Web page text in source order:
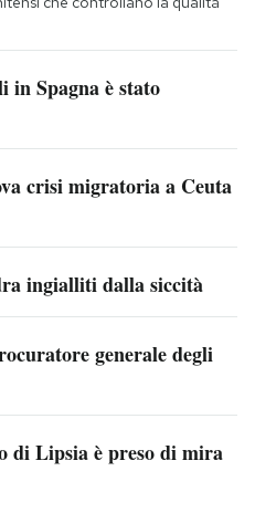
Spagna è stato
crisi migratoria a Ceuta
ingialliti dalla siccità
generale degli
di Lipsia è preso di mira